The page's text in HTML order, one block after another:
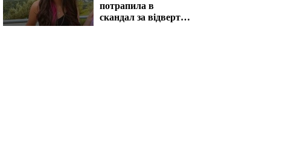
потрапила в
скандал за відверті